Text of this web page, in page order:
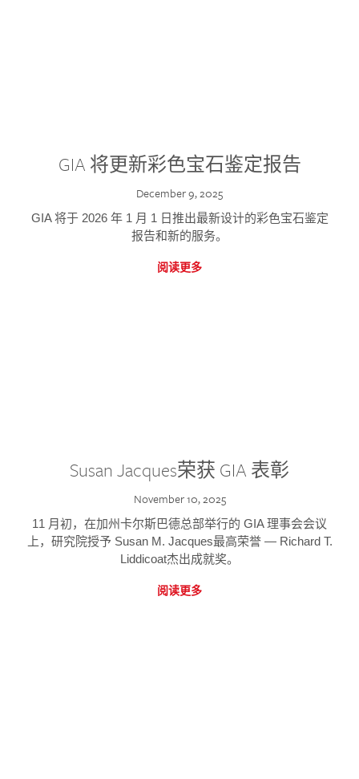
GIA 将更新彩色宝石鉴定报告
December 9, 2025
GIA 将于 2026 年 1 月 1 日推出最新设计的彩色宝石鉴定
报告和新的服务。
阅读更多
Susan Jacques荣获 GIA 表彰
November 10, 2025
11 月初，在加州卡尔斯巴德总部举行的 GIA 理事会会议
上，研究院授予 Susan M. Jacques最高荣誉 — Richard T.
Liddicoat杰出成就奖。
阅读更多